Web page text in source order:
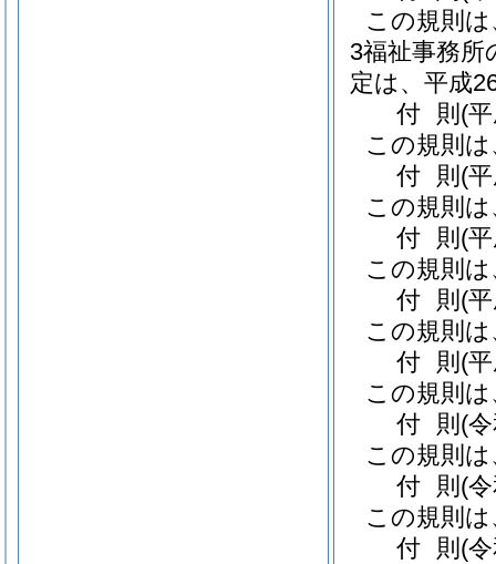
この規則
3福祉事務所
定は、平成
付 則 (
この規則
付 則 (
この規則
付 則 (
この規則
付 則 (
この規則
付 則 (
この規則
付 則 (
この規則
付 則 (
この規則
付 則 (